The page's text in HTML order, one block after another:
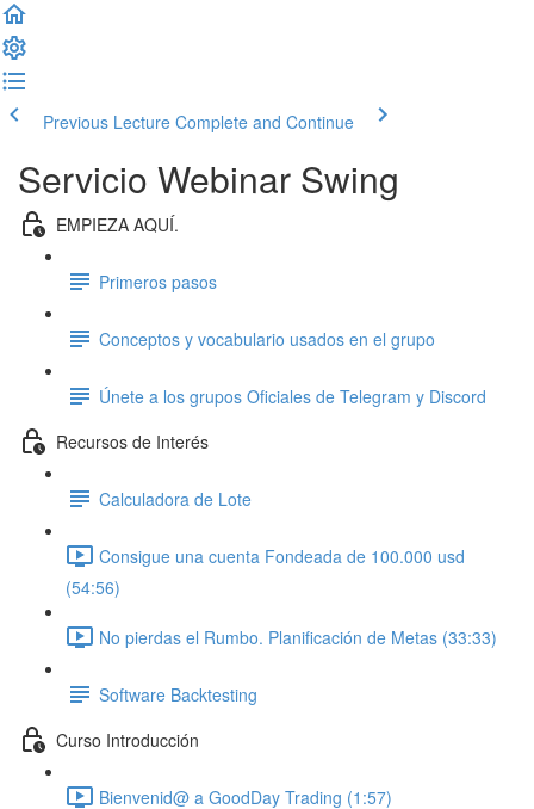
Previous Lecture Complete and Continue
Servicio Webinar Swing
EMPIEZA AQUÍ.
Primeros pasos
Conceptos y vocabulario usados en el grupo
Únete a los grupos Oficiales de Telegram y Discord
Recursos de Interés
Calculadora de Lote
Consigue una cuenta Fondeada de 100.000 usd
(54:56)
No pierdas el Rumbo. Planificación de Metas (33:33)
Software Backtesting
Curso Introducción
Bienvenid@ a GoodDay Trading (1:57)